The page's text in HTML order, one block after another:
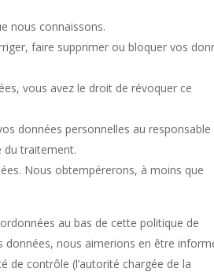
nous connaissons.
faire supprimer ou bloquer vos
vous avez le droit de révoquer ce
données personnelles au responsable
du traitement.
Nous obtempérerons, à moins que
au bas de cette politique de
nous aimerions en être
de contrôle (l’autorité chargée de la